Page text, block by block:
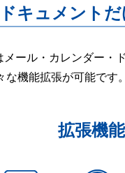
キュメント
ール・カレンダー・
機能拡張が可能です。
拡張機